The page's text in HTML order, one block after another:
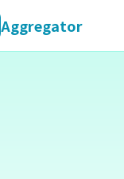
Aggregator